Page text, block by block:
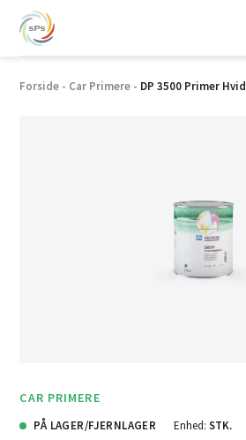
Forside - Car Primere - DP 3500 Primer Hvid
CAR PRIMERE
PÅ LAGER/FJERNLAGER Enhed: STK.